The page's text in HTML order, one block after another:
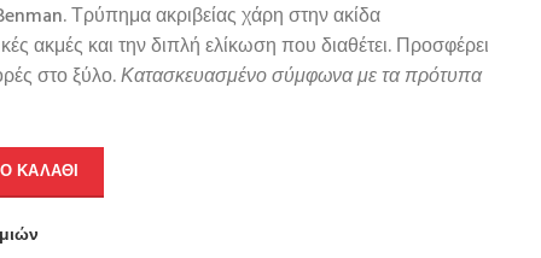
Τρύπημα ακριβείας χάρη στην ακίδα
ακμές και την διπλή ελίκωση που διαθέτει. Προσφέρει
στο ξύλο.Κατασκευασμένο σύμφωνα με τα πρότυπα
ΚΑΛΆΘΙ